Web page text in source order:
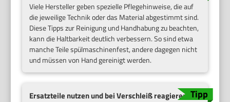
Viele Hersteller geben spezielle Pflegehinweise, die auf
die jeweilige Technik oder das Material abgestimmt sind.
Diese Tipps zur Reinigung und Handhabung zu beachten,
kann die Haltbarkeit deutlich verbessern. So sind etwa
manche Teile spülmaschinenfest, andere dagegen nicht
und müssen von Hand gereinigt werden.
Ersatzteile nutzen und bei Verschleiß reagieren